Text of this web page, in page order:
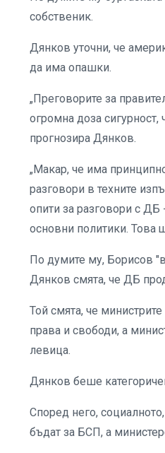
собственик.
Дянков уточни, че
да има опашки.
„Преговорите за
огромна доза
прогнозира Дянков.
„Макар, че има
разговори в техните
опити за разговори с
основни политики. Това
По думите му, Борисов
Дянков смята, че ДБ
Той смята, че
права и свободи, а
левица.
Дянков беше
Според него,
бъдат за БСП, а